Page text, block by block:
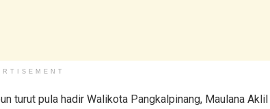
turut pula hadir Walikota Pangkalpinang, Maulana Aklil